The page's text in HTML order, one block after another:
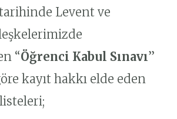
Levent ve
“Öğrenci Kabul Sınavı”
kayıt hakkı elde eden